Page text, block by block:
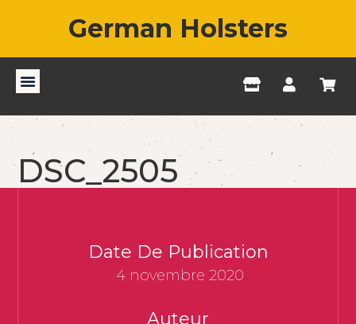
German Holsters
DSC_2505
Date De Publication
4 novembre 2020
Auteur